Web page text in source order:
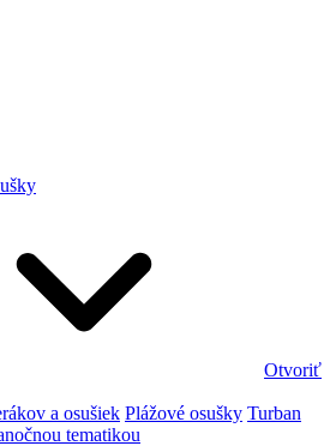
Otvoriť
a osušiek Plážové osušky Turban
tematikou